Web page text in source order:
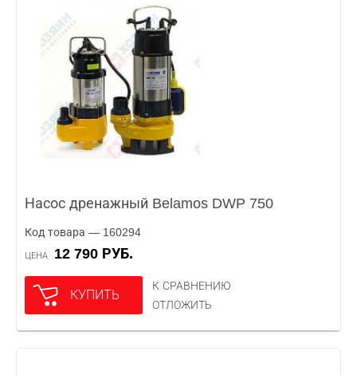
Насос дренажный Belamos DWP 750
Код товара — 160294
ЦЕНА 12 790 РУБ.
КУПИТЬ
К СРАВНЕНИЮ
ОТЛОЖИТЬ